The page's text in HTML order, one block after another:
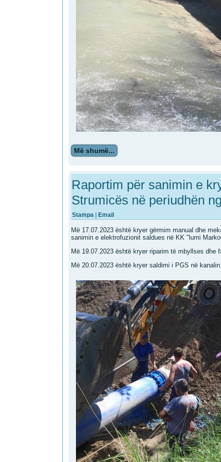
Më shumë...
Raportim për sanimin e
Strumicës në periudhën
Stampa | Email
Më 17.07.2023 është kryer gërmim manual dhe
sanimin e elektrofuzionit saldues në KK "lumi
Më 19.07.2023 është kryer riparim të mbyllses
Më 20.07.2023 është kryer saldimi i PGS në